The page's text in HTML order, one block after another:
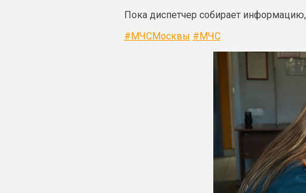
Пока диспетчер собирает
#МЧСМосквы #МЧС